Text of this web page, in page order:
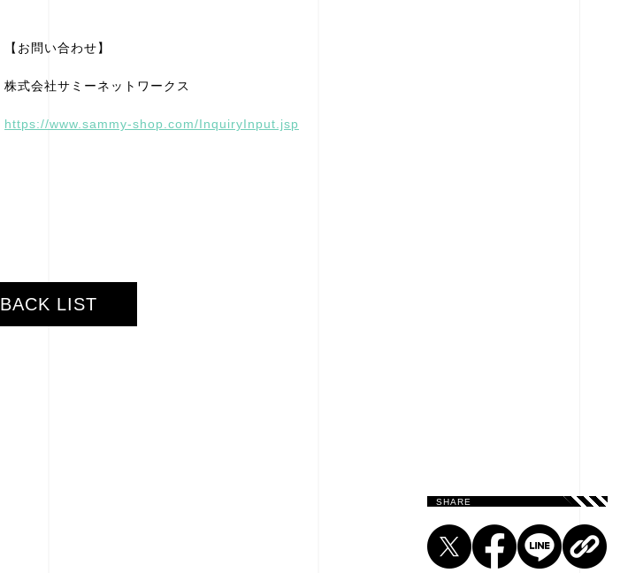
【お問い合わせ】
株式会社サミーネットワークス
https://www.sammy-shop.com/InquiryInput.jsp
BACK LIST
SHARE